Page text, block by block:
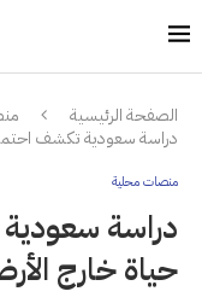
الصفحة الرئيسية
دراسة سعودية تكشف
منصات محلية
دراسة
حياة خارج